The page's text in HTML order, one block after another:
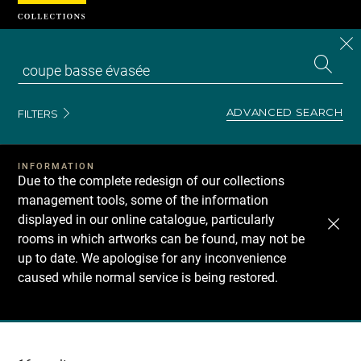
FILTERS ADVANCED SEARCH
INFORMATION
Due to the complete redesign of our collections
management tools, some of the information
displayed in our online catalogue, particularly
rooms in which artworks can be found, may not be
up to date. We apologise for any inconvenience
caused while normal service is being restored.
Recherche
Cookies management panel